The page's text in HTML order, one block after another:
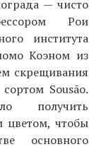
— чисто
Рои
института
Коэном из
скрещивания
Sousão.
получить
чтобы
основного